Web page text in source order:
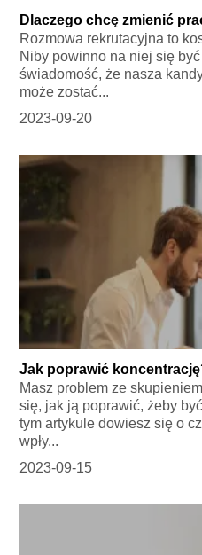
Dlaczego chcę zmienić
Rozmowa rekrutacyjna to
Niby powinno na niej się
świadomość, że nasza
może zostać...
2023-09-20
Jak poprawić
Masz problem ze
się, jak ją poprawić, żeby
tym artykule dowiesz się o
wpły...
2023-09-15